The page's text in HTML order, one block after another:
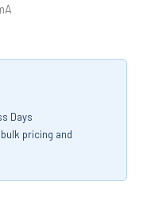
Days
pricing and